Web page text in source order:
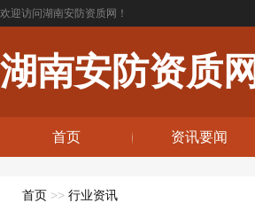
欢迎访问湖南安防资质网！
湖南安防资质网
首页 资讯要闻
首页 >> 行业资讯